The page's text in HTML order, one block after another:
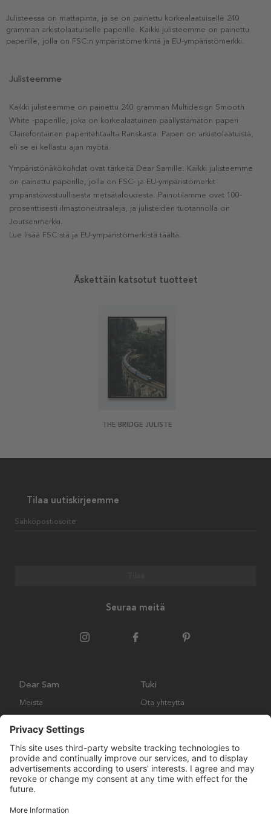
Julisteessa on mattapinta, ja se on painettu korkealaatuiselle 240
gramman arkistolaatuiselle paperille. Kaikki julisteemme on painettu
paperille, jolla on FSC:n ympäristömerkintä ja EU-ympäristömerkki.
Julisteemme
Kaikki julisteemme on painettu 240 gramman Multidesign Smooth
White -paperille, joka on korkealaatuinen päällystämätön paperi
Clairefontainen paperitehtaalta Ranskasta. Paperi on arkistolaatuista,
eli se ei kellastu ajan myötä.
Ympäristönäkökohdat ovat tärkeitä Dear Samille. Kaikki julisteemme
on painettu paperille, jolla on FSC- ja EU-ympäristömerkit
ympäristövastuullisesta metsätaloudesta. Painotilamme ovat 100-
prosenttisesti ilmastoneutraaleja, ja julisteiden tuotannolla on
Joutsenmerkki.
Lue lisää FSC:stä ja EU-ympäristömerkistä täältä.
Äskettäin katsotut tuotteet
THE BRIDGE JULISTE
Tilaa uutiskirjeemme
Sähköpostiosoite
Seuraa meitä
Dear Sam
Meistä
Tuki
Ota yhteyttä
Palautukset ja vaatimukset